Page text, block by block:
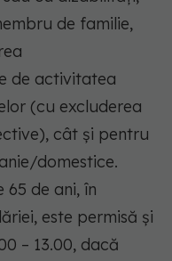
de familie,
de activitatea
(cu excluderea
cât și pentru
domestice.
de ani, în
este permisă și
– 13.00, dacă